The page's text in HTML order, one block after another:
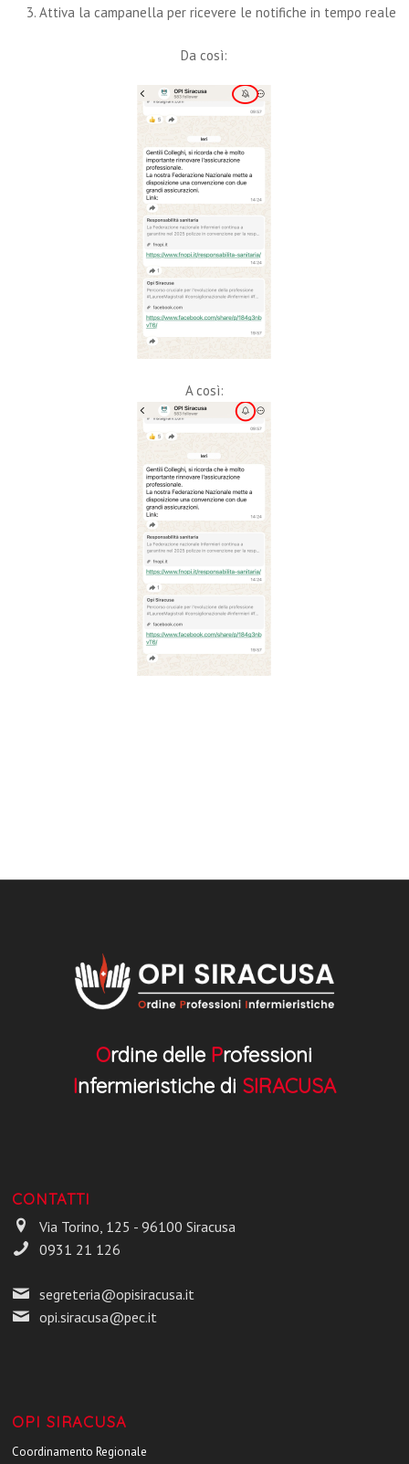
Attiva la campanella per ricevere le notifiche in tempo reale
Da così:
A così:
Ordine delle Professioni
Infermieristiche di SIRACUSA
CONTATTI
Via Torino, 125 - 96100 Siracusa
0931 21 126
segreteria@opisiracusa.it
opi.siracusa@pec.it
OPI SIRACUSA
Coordinamento Regionale